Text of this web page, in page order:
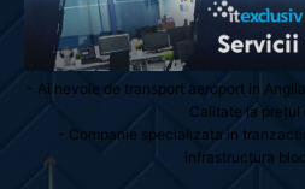
- Ai nevoie de transport aeroport in
Calitate la prețul
- Companie specializata in
infrastructura